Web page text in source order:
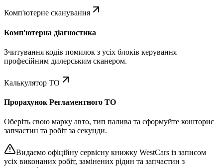
Комп'ютерне сканування
Комп'ютерна діагностика
Зчитування кодів помилок з усіх блоків керування
професійним дилерським сканером.
Калькулятор ТО
Прорахунок Регламентного ТО
Оберіть свою марку авто, тип палива та сформуйте кошторис
запчастин та робіт за секунди.
Видаємо офіційну сервісну книжку WestCars із записом
усіх виконаних робіт, замінених рідин та запчастин з